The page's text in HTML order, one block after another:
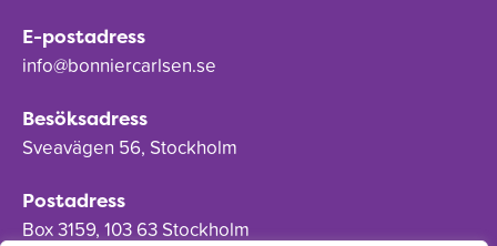
E-postadress
info@bonniercarlsen.se
Besöksadress
Sveavägen 56, Stockholm
Postadress
Box 3159, 103 63 Stockholm